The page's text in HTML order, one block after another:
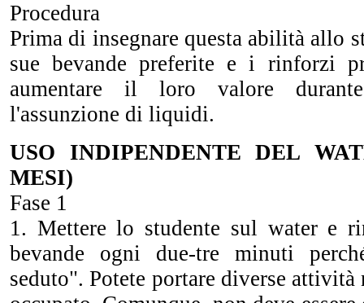
Procedura
Prima di insegnare questa abilità allo
sue bevande preferite e i rinforzi
aumentare il loro valore
l'assunzione di liquidi.
USO INDIPENDENTE DEL
MESI)
Fase 1
1. Mettere lo studente sul water e
bevande ogni due-tre minuti
seduto". Potete portare diverse attività